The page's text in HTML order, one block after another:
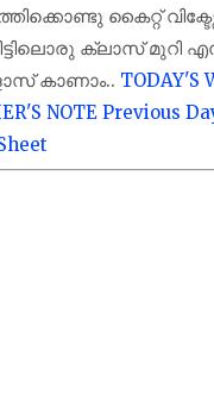
കൈറ്റ്
ക്ലാസ് മുറി
കാണാം.. TODAY'S
NOTE Previous